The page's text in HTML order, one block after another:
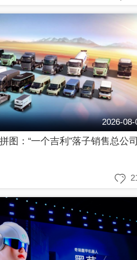
2026-08-
图：“一个吉利”落子销售总公